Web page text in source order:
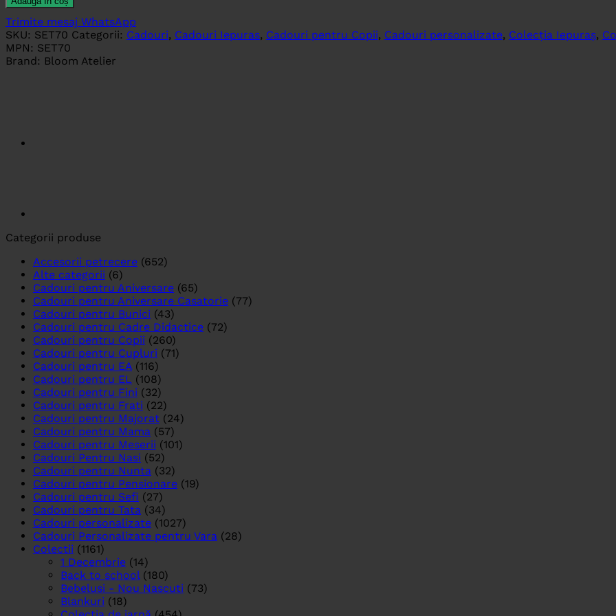
Trimite mesaj WhatsApp
SKU: SET70 Categorii: Cadouri, Cadouri Iepuras, Cadouri pentru Copii, Cadouri personalizate, Colecția Iepuraș,
MPN: SET70
Brand: Bloom Atelier
Categorii produse
Accesorii petrecere (652)
Alte categorii (6)
Cadouri pentru Aniversare (65)
Cadouri pentru Aniversare Casatorie (77)
Cadouri pentru Bunici (43)
Cadouri pentru Cadre Didactice (72)
Cadouri pentru Copii (260)
Cadouri pentru Cupluri (71)
Cadouri pentru EA (116)
Cadouri pentru EL (108)
Cadouri pentru Fini (32)
Cadouri pentru Frati (22)
Cadouri pentru Majorat (24)
Cadouri pentru Mama (57)
Cadouri pentru Meserii (101)
Cadouri Pentru Nasi (52)
Cadouri pentru Nunta (32)
Cadouri pentru Pensionare (19)
Cadouri pentru Sefi (27)
Cadouri pentru Tata (34)
Cadouri personalizate (1027)
Cadouri Personalizate pentru Vara (28)
Colectii (1161)
1 Decembrie (14)
Back to school (180)
Bebelusi - Nou Nascuti (73)
Blankuri (18)